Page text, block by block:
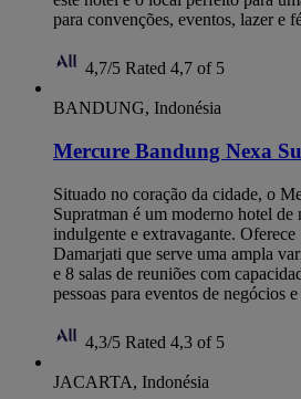
para convenções, eventos, lazer e
4,7/5 Rated 4,7 of 5
BANDUNG, Indonésia
Mercure Bandung Nexa
Situado no coração da cidade, o
Supratman é um moderno hotel de
indulgente e extravagante.
Damarjati que serve uma ampla
e 8 salas de reuniões com
pessoas para eventos de negócios e
4,3/5 Rated 4,3 of 5
JACARTA, Indonésia